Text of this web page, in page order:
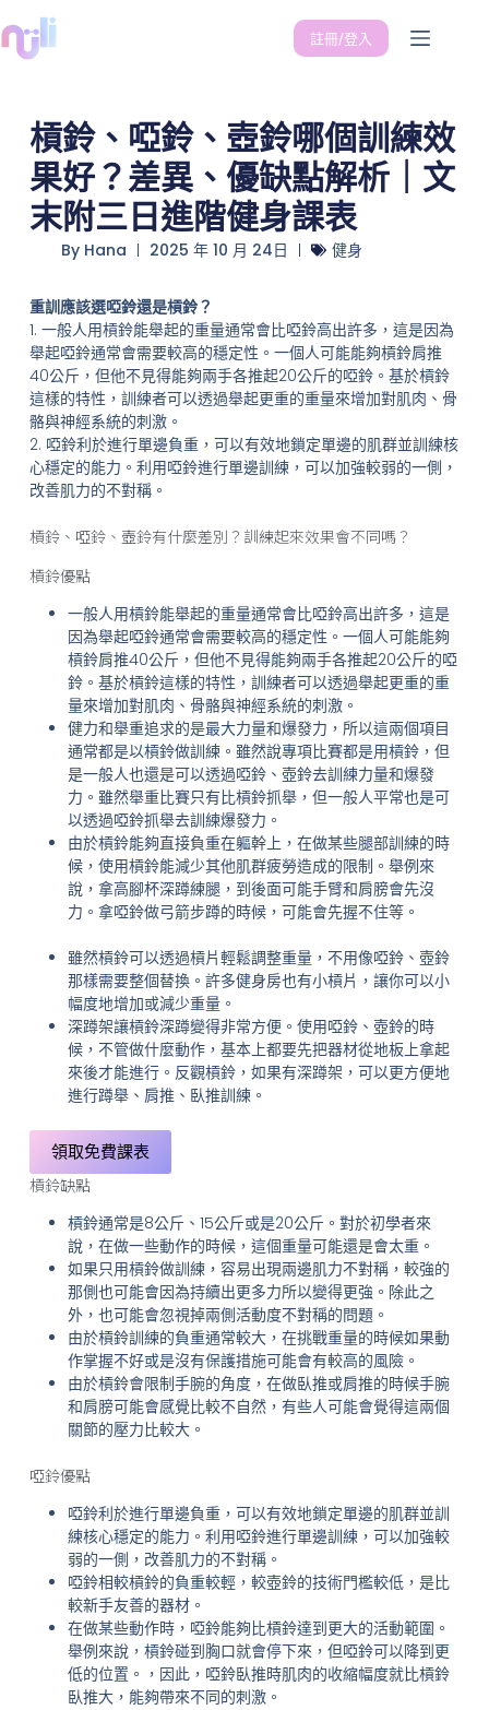
註冊/登入
槓鈴、啞鈴、壺鈴哪個訓練效
果好？差異、優缺點解析｜文
末附三日進階健身課表
ByHana 2025 年 10 月 24日 健身
重訓應該選啞鈴還是槓鈴？
1. 一般人用槓鈴能舉起的重量通常會比啞鈴高出許多，這是因為
舉起啞鈴通常會需要較高的穩定性。一個人可能能夠槓鈴肩推
40公斤，但他不見得能夠兩手各推起20公斤的啞鈴。基於槓鈴
這樣的特性，訓練者可以透過舉起更重的重量來增加對肌肉、骨
骼與神經系統的刺激。
2. 啞鈴利於進行單邊負重，可以有效地鎖定單邊的肌群並訓練核
心穩定的能力。利用啞鈴進行單邊訓練，可以加強較弱的一側，
改善肌力的不對稱。
槓鈴、啞鈴、壺鈴有什麼差別？訓練起來效果會不同嗎？
槓鈴優點
一般人用槓鈴能舉起的重量通常會比啞鈴高出許多，這是
因為舉起啞鈴通常會需要較高的穩定性。一個人可能能夠
槓鈴肩推40公斤，但他不見得能夠兩手各推起20公斤的啞
鈴。基於槓鈴這樣的特性，訓練者可以透過舉起更重的重
量來增加對肌肉、骨骼與神經系統的刺激。
健力和舉重追求的是最大力量和爆發力，所以這兩個項目
通常都是以槓鈴做訓練。雖然說專項比賽都是用槓鈴，但
是一般人也還是可以透過啞鈴、壺鈴去訓練力量和爆發
力。雖然舉重比賽只有比槓鈴抓舉，但一般人平常也是可
以透過啞鈴抓舉去訓練爆發力。
由於槓鈴能夠直接負重在軀幹上，在做某些腿部訓練的時
候，使用槓鈴能減少其他肌群疲勞造成的限制。舉例來
說，拿高腳杯深蹲練腿，到後面可能手臂和肩膀會先沒
力。拿啞鈴做弓箭步蹲的時候，可能會先握不住等。
雖然槓鈴可以透過槓片輕鬆調整重量，不用像啞鈴、壺鈴
那樣需要整個替換。許多健身房也有小槓片，讓你可以小
幅度地增加或減少重量。
深蹲架讓槓鈴深蹲變得非常方便。使用啞鈴、壺鈴的時
候，不管做什麼動作，基本上都要先把器材從地板上拿起
來後才能進行。反觀槓鈴，如果有深蹲架，可以更方便地
進行蹲舉、肩推、臥推訓練。
領取免費課表
槓鈴缺點
槓鈴通常是8公斤、15公斤或是20公斤。對於初學者來
說，在做一些動作的時候，這個重量可能還是會太重。
如果只用槓鈴做訓練，容易出現兩邊肌力不對稱，較強的
那側也可能會因為持續出更多力所以變得更強。除此之
外，也可能會忽視掉兩側活動度不對稱的問題。
由於槓鈴訓練的負重通常較大，在挑戰重量的時候如果動
作掌握不好或是沒有保護措施可能會有較高的風險。
由於槓鈴會限制手腕的角度，在做臥推或肩推的時候手腕
和肩膀可能會感覺比較不自然，有些人可能會覺得這兩個
關節的壓力比較大。
啞鈴優點
啞鈴利於進行單邊負重，可以有效地鎖定單邊的肌群並訓
練核心穩定的能力。利用啞鈴進行單邊訓練，可以加強較
弱的一側，改善肌力的不對稱。
啞鈴相較槓鈴的負重較輕，較壺鈴的技術門檻較低，是比
較新手友善的器材。
在做某些動作時，啞鈴能夠比槓鈴達到更大的活動範圍。
舉例來說，槓鈴碰到胸口就會停下來，但啞鈴可以降到更
低的位置。，因此，啞鈴臥推時肌肉的收縮幅度就比槓鈴
臥推大，能夠帶來不同的刺激。